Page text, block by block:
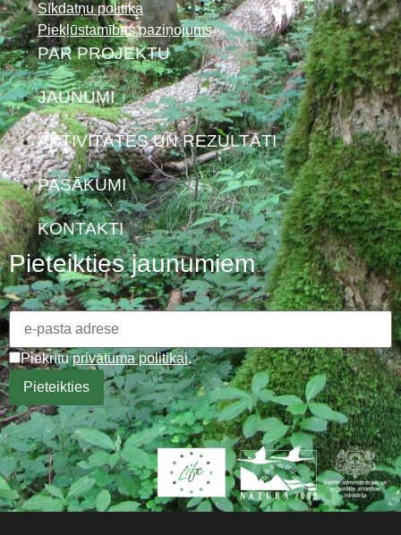
Sīkdatņu politika
Piekļūstamības paziņojums
PAR PROJEKTU
JAUNUMI
AKTIVITĀTES UN REZULTĀTI
PASĀKUMI
KONTAKTI
Pieteikties jaunumiem
Piekrītuprivātuma politikai.